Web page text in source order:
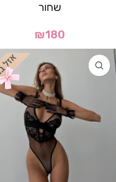
שחור
₪180